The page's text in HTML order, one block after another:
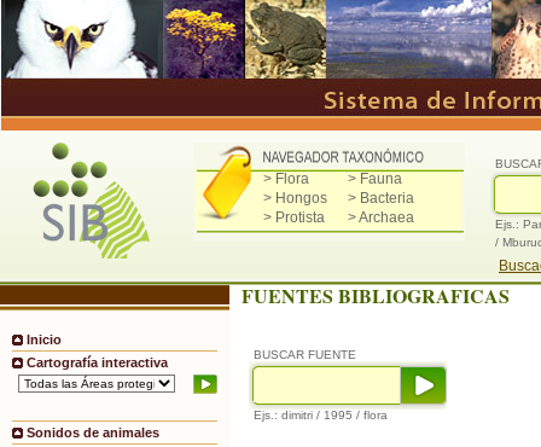
> Flora
> Fauna
> Hongos
> Bacteria
> Protista
> Archaea
Ejs.:
/
Inicio
Cartografía interactiva
Sonidos de animales
FUENTES BIBLIOGRAFICAS
BUSCAR FUENTE
Ejs.: dimitri / 1995 / flora